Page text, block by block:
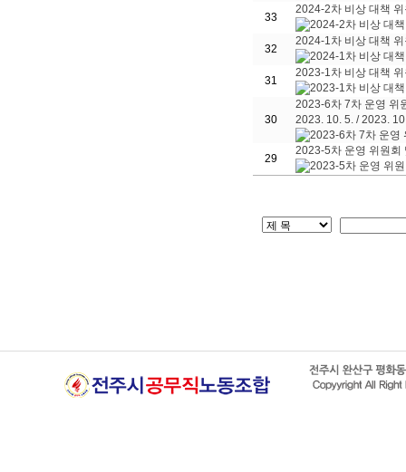
33
2024-2차 비상 대책
32
2024-1차 비상 대책
31
2023-1차 비상 대책
30
2023-6차 7차 운영 위
2023. 10. 5. / 2023.
29
2023-5차 운영 위원회